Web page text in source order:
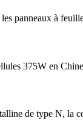
panneaux à
375W en
de type N, la